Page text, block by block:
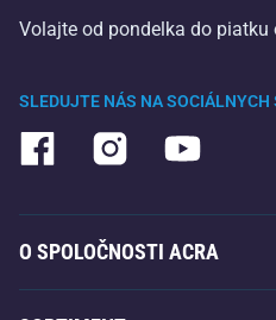
SLEDUJTE NÁS NA SOCIÁLNYCH
Volajte od pondelka do piatku
O SPOLOČNOSTI ACRA
O nás